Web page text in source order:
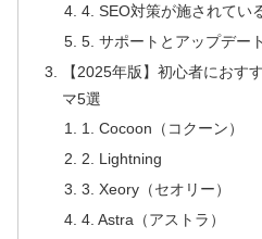
4. SEO対策が施されてい
5. サポートとアップデー
【2025年版】初心者におす
マ5選
1. Cocoon（コクーン）
2. Lightning
3. Xeory（セオリー）
4. Astra（アストラ）